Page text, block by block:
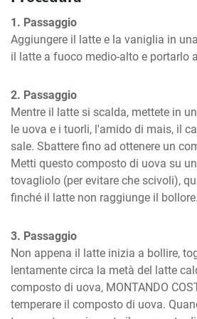
1. Passaggio
Aggiungere il latte e la vaniglia in
il latte a fuoco medio-alto e portarlo
2. Passaggio
Mentre il latte si scalda, mettete in
le uova e i tuorli, l'amido di mais, il
sale. Sbattere fino ad ottenere un
Metti questo composto di uova su
tovagliolo (per evitare che scivoli),
finché il latte non raggiunge il bollore.
3. Passaggio
Non appena il latte inizia a bollire,
lentamente circa la metà del latte
composto di uova, MONTANDO
temperare il composto di uova.